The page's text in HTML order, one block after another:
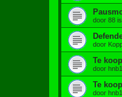
door 88
door
Te
door
Te
door